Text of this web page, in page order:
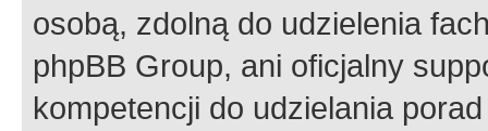
osobą, zdolną do udzielenia
phpBB Group, ani oficjalny
kompetencji do udzielania